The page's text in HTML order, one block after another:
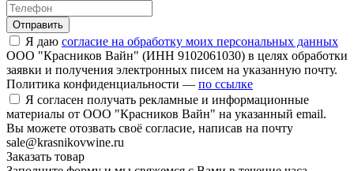
Отправить
Я даю согласие на обработку моих персональных данных
ООО "Красников Вайн" (ИНН 9102061030) в целях обработки
заявки и получения электронных писем на указанную почту.
Политика конфиденциальности — по ссылке
Я согласен получать рекламные и информационные
материалы от ООО "Красников Вайн" на указанный email.
Вы можете отозвать своё согласие, написав на почту
sale@krasnikovwine.ru
Заказать товар